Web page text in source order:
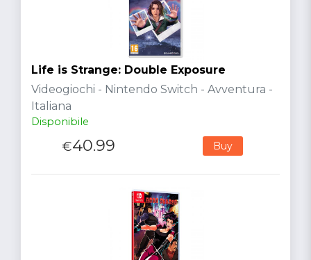
Life is Strange: Double Exposure
Videogiochi - Nintendo Switch - Avventura -
Italiana
Disponibile
€40.99 Buy